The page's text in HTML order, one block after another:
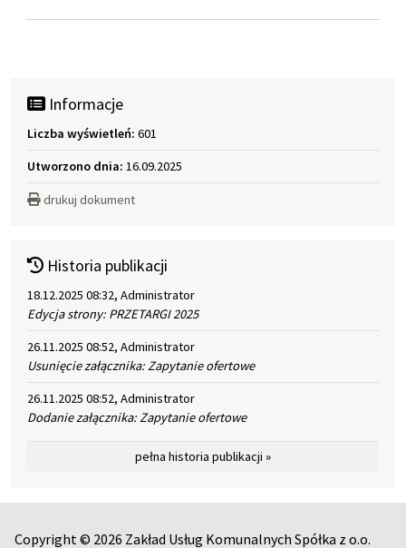
Informacje
Liczba wyświetleń: 601
Utworzono dnia: 16.09.2025
drukuj dokument
Historia publikacji
18.12.2025 08:32, Administrator
Edycja strony: PRZETARGI 2025
26.11.2025 08:52, Administrator
Usunięcie załącznika: Zapytanie ofertowe
26.11.2025 08:52, Administrator
Dodanie załącznika: Zapytanie ofertowe
pełna historia publikacji »
Copyright © 2026 Zakład Usług Komunalnych Spółka z o.o.